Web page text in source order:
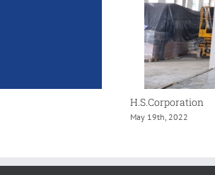
H.S.Corporation
May 19th, 2022